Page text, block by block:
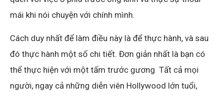
mái khi nói chuyện với chính mình.
Cách duy nhất để làm điều này là để thực hành, và sau
đó thực hành một số chi tiết. Đơn giản nhất là bạn có
thể thực hiện với một tấm trước gương Tất cả mọi
người, ngay cả những diễn viên Hollywood lớn tuổi,